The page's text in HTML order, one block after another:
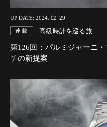
UP DATE: 2024. 02. 29
連載 高級時計を巡る旅
第126回：パルミジャーニ
チの新提案